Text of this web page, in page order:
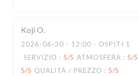
Koji O
2026-06-30 - 12:00 - OSPITI 1
SERVIZIO : 5/5 ATMOSFERA : 5/5
5/5 QUALITÀ / PREZZO : 5/5